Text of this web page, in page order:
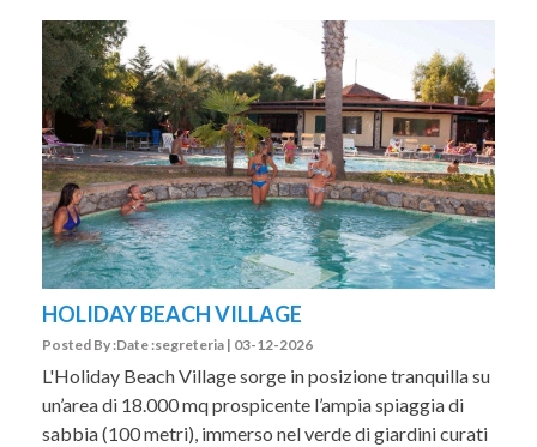
HOLIDAY BEACH VILLAGE
Posted By :Date :segreteria | 03-12-2026
L'Holiday Beach Village sorge in posizione tranquilla su
un’area di 18.000 mq prospicente l’ampia spiaggia di
sabbia (100 metri), immerso nel verde di giardini curati